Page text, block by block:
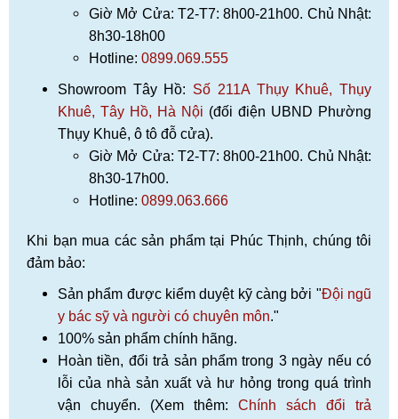
Giờ Mở Cửa: T2-T7: 8h00-21h00. Chủ Nhật:
8h30-18h00
Hotline: 0899.069.555
Showroom Tây Hồ: Số 211A Thụy Khuê, Thụy
Khuê, Tây Hồ, Hà Nội (đối điện UBND Phường
Thụy Khuê, ô tô đỗ cửa).
Giờ Mở Cửa: T2-T7: 8h00-21h00. Chủ Nhật:
8h30-17h00.
Hotline: 0899.063.666
Khi bạn mua các sản phẩm tại Phúc Thịnh, chúng tôi
đảm bảo:
Sản phẩm được kiểm duyệt kỹ càng bởi "Đội ngũ
y bác sỹ và người có chuyên môn."
100% sản phẩm chính hãng.
Hoàn tiền, đổi trả sản phẩm trong 3 ngày nếu có
lỗi của nhà sản xuất và hư hỏng trong quá trình
vận chuyển. (Xem thêm: Chính sách đổi trả